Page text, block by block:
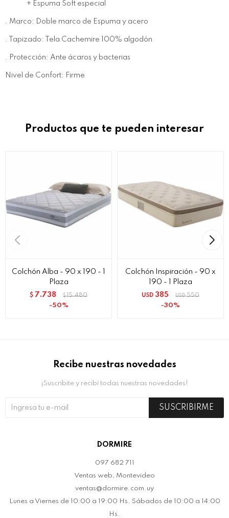
+ Espuma Soft especial
. Marco: Doble marco de Espuma y acero
. Tapizado: Tela Cachemire 100% algodón
. Protección: Ante ácaros y bacterias
Nivel de Confort: Firme
Productos que te pueden interesar
Colchón Alba - 90 x 190 - 1
Plaza
$ 7.738 $ 15.480
50
Colchón Inspiración - 90 x
190 - 1 Plaza
USD 385 USD 550
30
DORMIRE
097 682 711
Ventas web, Montevideo
ventas@dormire.com.uy
Lunes a Viernes de 10:00 a 19:00 Hs. Sábados de 10:00 a 14:00
Hs.
Recibe nuestras novedades
¡Suscribite y recibí todas nuestras novedades!
SUSCRIBIRME